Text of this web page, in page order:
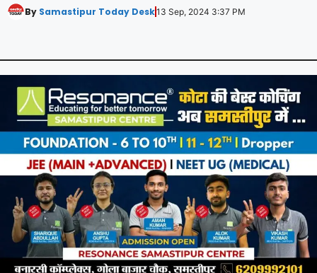
By Samastipur Today Desk13 Sep, 2024 3:37 PM